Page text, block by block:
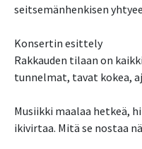
seitsemänhenkisen
Konsertin esittely
Rakkauden tilaan on
tunnelmat, tavat kokea,
Musiikki maalaa hetkeä,
ikivirtaa. Mitä se nostaa